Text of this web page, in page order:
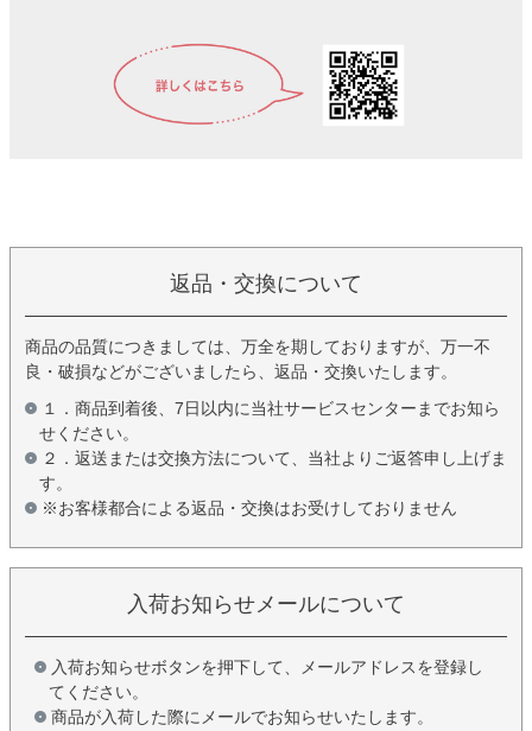
返品・交換について
商品の品質につきましては、万全を期しておりますが、万一不
良・破損などがございましたら、返品・交換いたします。
１．商品到着後、7日以内に当社サービスセンターまでお知ら
せください。
２．返送または交換方法について、当社よりご返答申し上げま
す。
※お客様都合による返品・交換はお受けしておりません
入荷お知らせメールについて
入荷お知らせボタンを押下して、メールアドレスを登録し
てください。
商品が入荷した際にメールでお知らせいたします。